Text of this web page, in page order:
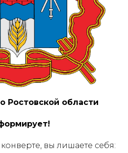
Ростовской области
вы лишаете себя: